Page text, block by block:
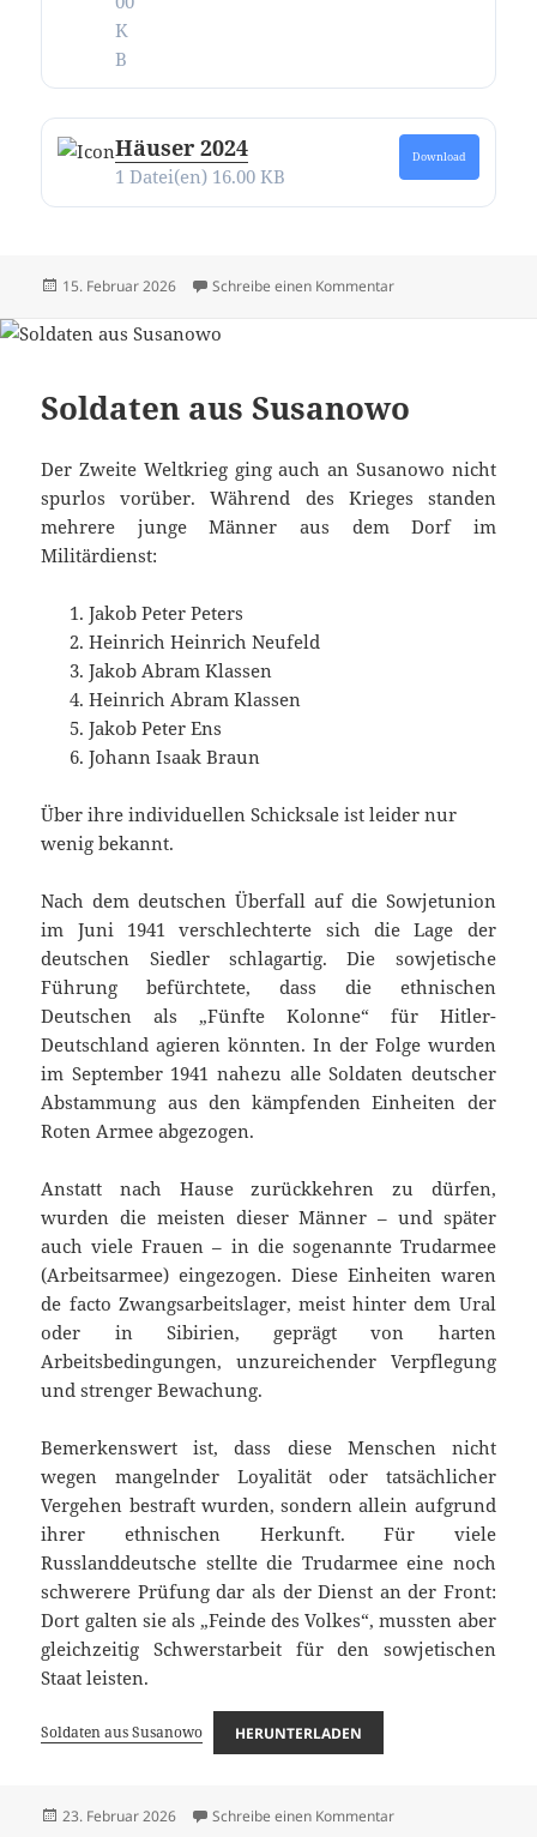
K
B
Häuser 2024
1 Datei(en) 16.00 KB
Download
Veröffentlicht
15. Februar 2026 Schreibe einen Kommentarzu Alle Texte und
Soldaten aus Susanowo
Der Zweite Weltkrieg ging auch an Susanowo nicht
spurlos vorüber. Während des Krieges standen
mehrere junge Männer aus dem Dorf im
Militärdienst:
Jakob Peter Peters
Heinrich Heinrich Neufeld
Jakob Abram Klassen
Heinrich Abram Klassen
Jakob Peter Ens
Johann Isaak Braun
Über ihre individuellen Schicksale ist leider nur
wenig bekannt.
Nach dem deutschen Überfall auf die Sowjetunion
im Juni 1941 verschlechterte sich die Lage der
deutschen Siedler schlagartig. Die sowjetische
Führung befürchtete, dass die ethnischen
Deutschen als „Fünfte Kolonne“ für Hitler-
Deutschland agieren könnten. In der Folge wurden
im September 1941 nahezu alle Soldaten deutscher
Abstammung aus den kämpfenden Einheiten der
Roten Armee abgezogen.
Anstatt nach Hause zurückkehren zu dürfen,
wurden die meisten dieser Männer – und später
auch viele Frauen – in die sogenannte Trudarmee
(Arbeitsarmee) eingezogen. Diese Einheiten waren
de facto Zwangsarbeitslager, meist hinter dem Ural
oder in Sibirien, geprägt von harten
Arbeitsbedingungen, unzureichender Verpflegung
und strenger Bewachung.
Bemerkenswert ist, dass diese Menschen nicht
wegen mangelnder Loyalität oder tatsächlicher
Vergehen bestraft wurden, sondern allein aufgrund
ihrer ethnischen Herkunft. Für viele
Russlanddeutsche stellte die Trudarmee eine noch
schwerere Prüfung dar als der Dienst an der Front:
Dort galten sie als „Feinde des Volkes“, mussten aber
gleichzeitig Schwerstarbeit für den sowjetischen
Staat leisten.
Soldaten aus Susanowo HERUNTERLADEN
Veröffentlicht
23. Februar 2026 Schreibe einen Kommentarzu Soldaten aus